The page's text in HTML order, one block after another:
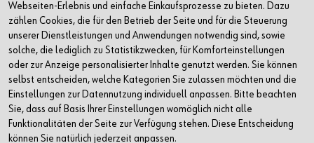
oder wenden Sie sich an einen Würth Shop in Ihrer Nähe:
Würth Shop finden
Verkauf nur an Unternehmer, Gewerbetreibende, Freiberufler
und öffentliche Institutionen, nicht jedoch an Verbraucher im
Sinne des § 1 Abs. 1 Z 2 KSchG. Alle Preise in € zzgl. MwSt.
Angebot freibleibend. Preisirrtümer und Druckfehler
vorbehalten.
Webseiten-Erlebnis und einfache Einkaufsprozesse zu bieten. Dazu
zählen Cookies, die für den Betrieb der Seite und für die Steuerung
unserer Dienstleistungen und Anwendungen notwendig sind, sowie
solche, die lediglich zu Statistikzwecken, für Komforteinstellungen
oder zur Anzeige personalisierter Inhalte genutzt werden. Sie können
selbst entscheiden, welche Kategorien Sie zulassen möchten und die
Einstellungen zur Datennutzung individuell anpassen. Bitte beachten
Sie, dass auf Basis Ihrer Einstellungen womöglich nicht alle
Funktionalitäten der Seite zur Verfügung stehen. Diese Entscheidung
können Sie natürlich jederzeit anpassen.